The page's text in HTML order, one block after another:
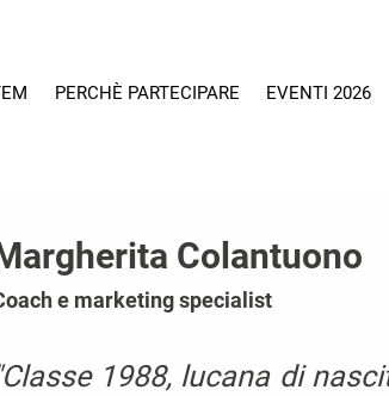
PERCHÈ PARTECIPARE EVENTI 2026
Colantuono
e marketing specialist
1988, lucana di